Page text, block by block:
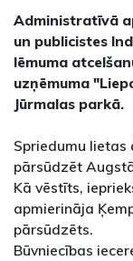
Administratīvā
un publicistes
lēmuma
uzņēmuma
Jūrmalas parkā.
Spriedumu lietas
pārsūdzēt
Kā vēstīts,
apmierināja
pārsūdzēts.
Būvniecības